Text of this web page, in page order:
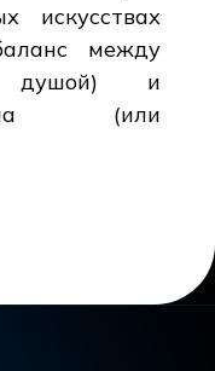
искусствах
между
душой) и
(или